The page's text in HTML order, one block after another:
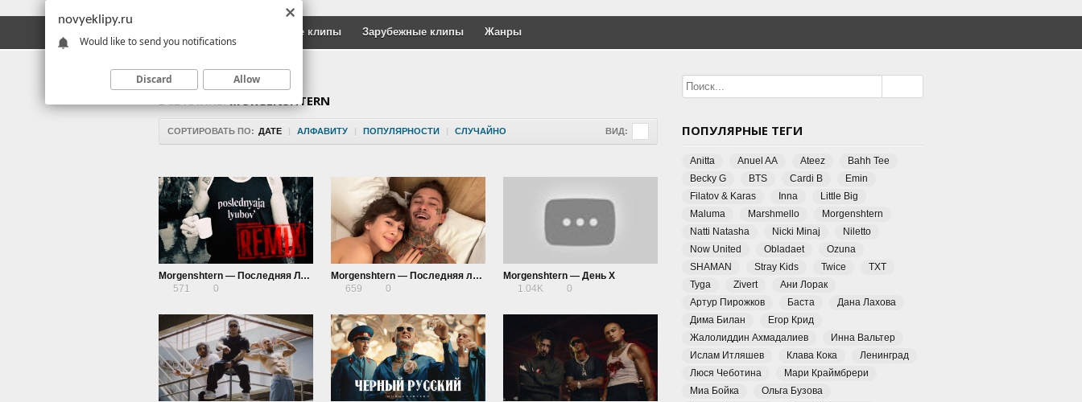
Русские клипы Зарубежные клипы Жанры
ВСЕ КЛИПЫ MORGENSHTERN
СОРТИРОВАТЬ ПО: ДАТЕ | АЛФАВИТУ | ПОПУЛЯРНОСТИ | СЛУЧАЙНО ВИД:
Morgenshtern — Последняя Любовь (Robin Schulz Remix)
571
0
Morgenshtern — Последняя любовь
659
0
Morgenshtern — День Х
1.04K
0
ПОПУЛЯРНЫЕ ТЕГИ
Anitta Anuel AA Ateez
Bahh Tee
Becky G
BTS Cardi B
Emin
Filatov & Karas
Inna
Little Big
Maluma
Marshmello
Morgenshtern
Natti Natasha
Nicki Minaj
Niletto
Now United
Obladaet
Ozuna
SHAMAN
Stray Kids Twice
TXT
Tyga
Zivert
Ани Лорак
Артур Пирожков
Баста
Дана Лахова
Дима Билан
Егор Крид
Жалолиддин Ахмадалиев
Инна Вальтер
Ислам Итляшев
Клава Кока
Ленинград
Люся Чеботина
Мари Краймбрери
Миа Бойка
Ольга Бузова
novyeklipy.ru
Would like to send you notifications
Discard Allow